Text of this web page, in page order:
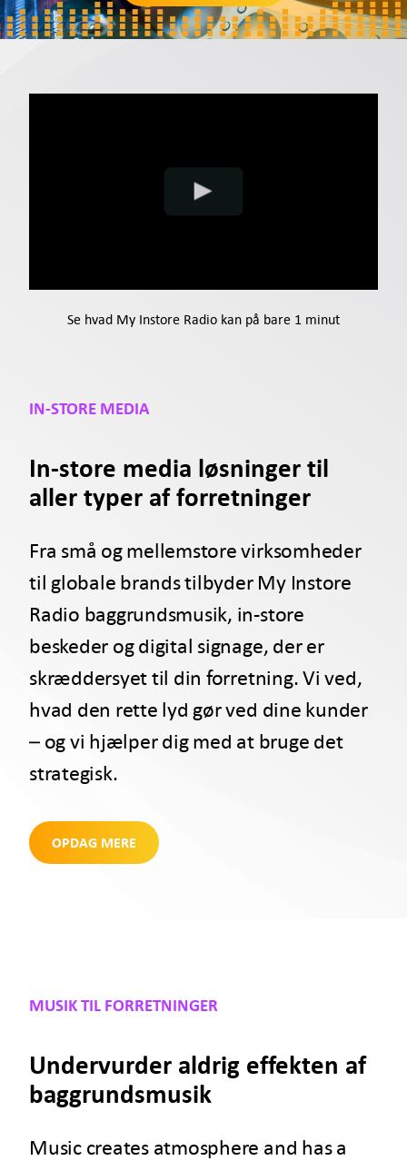
Tilbud
Se hvad My Instore Radio kan på bare 1 minut
IN-STORE MEDIA
In-store media løsninger til
aller typer af forretninger
Fra små og mellemstore virksomheder
til globale brands tilbyder My Instore
Radio baggrundsmusik, in-store
beskeder og digital signage, der er
skræddersyet til din forretning. Vi ved,
hvad den rette lyd gør ved dine kunder
– og vi hjælper dig med at bruge det
strategisk.
OPDAG MERE
MUSIK TIL FORRETNINGER
Undervurder aldrig effekten af
baggrundsmusik
Music creates atmosphere and has a